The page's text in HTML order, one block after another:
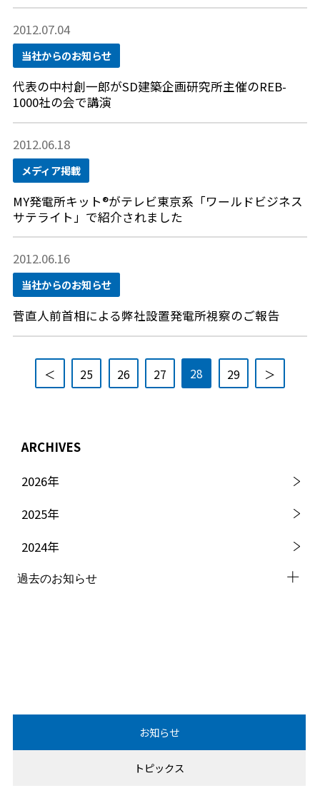
2012.07.04
当社からのお知らせ
代表の中村創一郎がSD建築企画研究所主催のREB-
1000社の会で講演
2012.06.18
メディア掲載
MY発電所キット®がテレビ東京系「ワールドビジネス
サテライト」で紹介されました
2012.06.16
当社からのお知らせ
菅直人前首相による弊社設置発電所視察のご報告
＜ 25 26 27 28 29 ＞
ARCHIVES
2026年
2025年
2024年
過去のお知らせ
お知らせ
トピックス